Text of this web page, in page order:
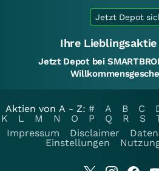
Jetzt Depot
Ihre
Jetzt Depot bei
Aktien von A - Z: # A B C
K
L M N O P Q R S
Impressum
Disclaimer
Einstellungen